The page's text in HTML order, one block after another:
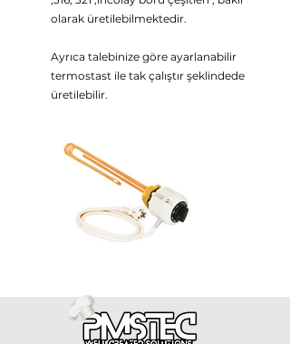
olarak üretilebilmektedir.
Ayrıca talebinize göre ayarlanabilir
termostast ile tak çalıştır şeklindede
üretilebilir.